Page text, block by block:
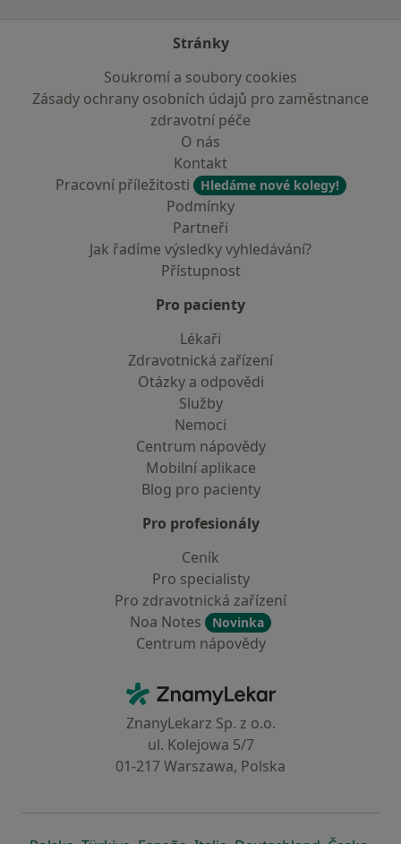
Stránky
Soukromí a soubory cookies
Zásady ochrany osobních údajů pro zaměstnance
zdravotní péče
O nás
Kontakt
Pracovní příležitosti
Hledáme nové kolegy!
Podmínky
Partneři
Jak řadíme výsledky vyhledávání?
Přístupnost
Pro pacienty
Lékaři
Zdravotnická zařízení
Otázky a odpovědi
Služby
Nemoci
Centrum nápovědy
Mobilní aplikace
Blog pro pacienty
Pro profesionály
Ceník
Pro specialisty
Pro zdravotnická zařízení
Noa Notes
Novinka
Centrum nápovědy
ZnamyLekar - Hlavní stránka
ZnanyLekarz Sp. z o.o.
ul. Kolejowa 5/7
01-217 Warszawa, Polska